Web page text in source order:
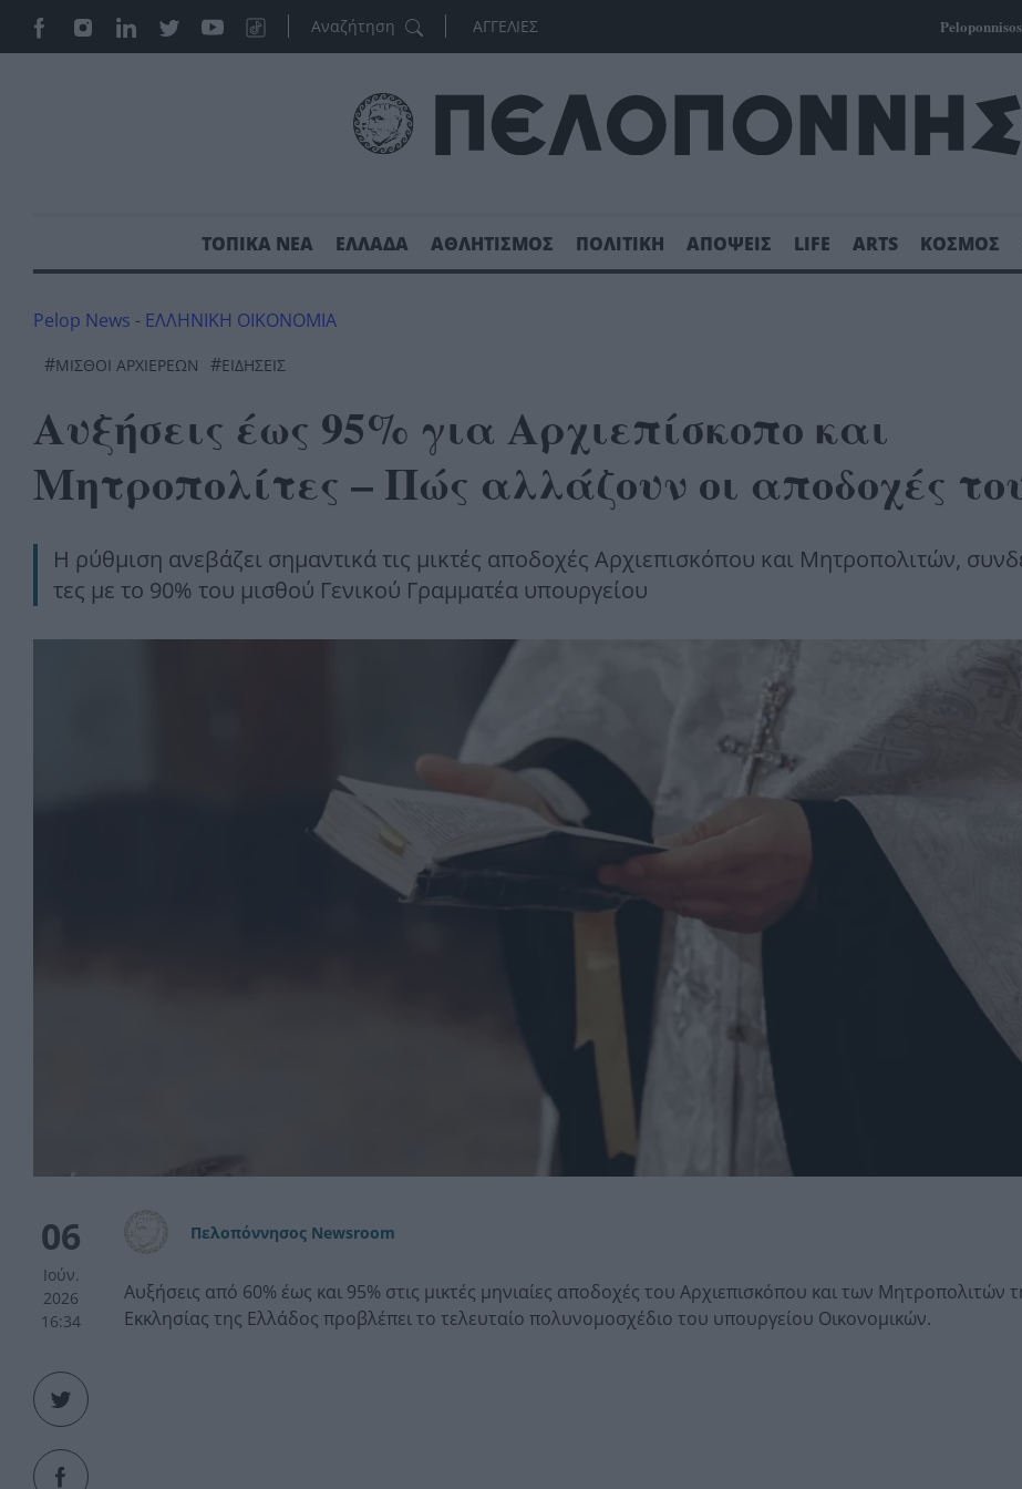
ΑΓΓΕΛΙΕΣ
ΤΟΠΙΚΑ ΝΕΑ ΕΛΛΑΔΑ ΑΘΛΗΤΙΣΜΟΣ ΠΟΛΙΤΙΚΗ ΑΠΟΨΕΙΣ LIFE ARTS ΚΟΣΜΟΣ
Pelop News - ΕΛΛΗΝΙΚΗ ΟΙΚΟΝΟΜΙΑ
#ΜΙΣΘΟΙ ΑΡΧΙΕΡΕΩΝ #ΕΙΔΗΣΕΙΣ
Αυξήσεις έως 95% για Αρχιεπίσκοπο και
Μητροπολίτες – Πώς αλλάζουν οι αποδοχές
Η ρύθμιση ανεβάζει σημαντικά τις μικτές αποδοχές Αρχιεπισκόπου και Μητροπολιτών,
τες με το 90% του μισθού Γενικού Γραμματέα υπουργείου
06
Ιούν.
2026
16:34
Πελοπόννησος Newsroom
Αυξήσεις από 60% έως και 95% στις μικτές μηνιαίες αποδοχές του Αρχιεπισκόπου και των Μητροπολιτών
Εκκλησίας της Ελλάδος προβλέπει το τελευταίο πολυνομοσχέδιο του υπουργείου Οικονομικών.